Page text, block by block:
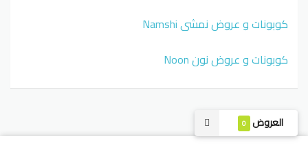
العروض 0
كوبونات و عروض نمشي Namshi
كوبونات و عروض نون Noon